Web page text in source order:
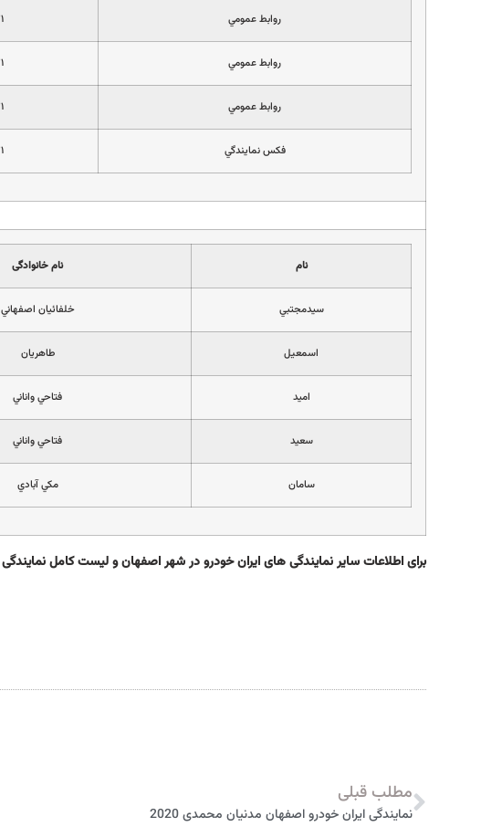
روابط عمومي
روابط عمومي
روابط عمومي
فكس نمايندگي
نام نام خانوادگی
سيدمجتبي خلفائيان اصفهاني
اسمعيل طاهريان
اميد فتاحي واناني
سعيد فتاحي واناني
سامان مكي آبادي
برای اطلاعات سایر نمایندگی های ایران خودرو در شهر اصفهان و لیست کامل
مطلب قبلی
نمایندگی ایران خودرو اصفهان مدنیان محمدی 2020